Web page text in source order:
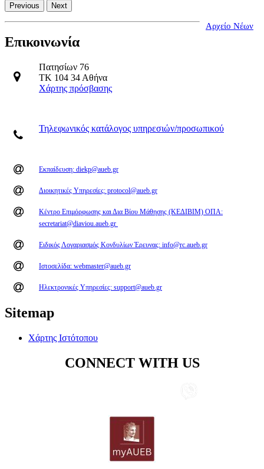
Previous Next
Αρχείο Νέων
Επικοινωνία
Πατησίων 76
ΤΚ 104 34 Αθήνα
Χάρτης πρόσβασης
Τηλεφωνικός κατάλογος υπηρεσιών/προσωπικού
Εκπαίδευση: diekp@aueb.gr
Διοικητικές Υπηρεσίες: protocol@aueb.gr
Κέντρο Επιμόρφωσης και Δια Βίου Μάθησης (ΚΕΔΙΒΙΜ) ΟΠΑ:
secretariat@diaviou.aueb.gr
Ειδικός Λογαριασμός Κονδυλίων Έρευνας: info@rc.aueb.gr
Ιστοσελίδα: webmaster@aueb.gr
Ηλεκτρονικές Υπηρεσίες: support@aueb.gr
Sitemap
Χάρτης Ιστότοπου
CONNECT WITH US